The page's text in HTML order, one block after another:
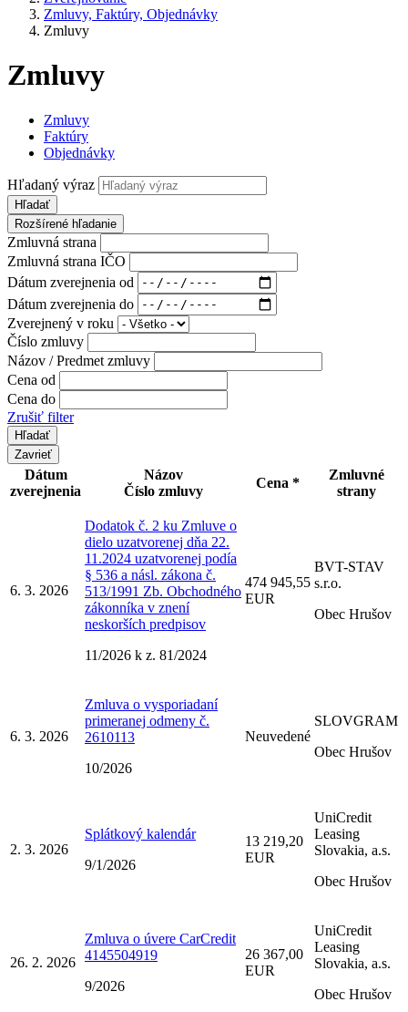
Zmluvy, Faktúry, Objednávky
Zmluvy
Zmluvy
Zmluvy
Faktúry
Objednávky
Hľadaný výraz
Hľadať
Rozšírené hľadanie
Zmluvná strana
Zmluvná strana IČO
Dátum zverejnenia od
Dátum zverejnenia do
Zverejnený v roku
Číslo zmluvy
Názov / Predmet zmluvy
Cena od
Cena do
Zrušiť filter
Zavrieť
Dátum
zverejnenia
Názov
Číslo zmluvy
Cena *
Zmluvné
strany
6. 3. 2026
Dodatok č. 2 ku Zmluve o
dielo uzatvorenej dňa 22.
11.2024 uzatvorenej podía
§ 536 a násl. zákona č.
513/1991 Zb. Obchodného
zákonníka v znení
neskorších predpisov
11/2026 k z. 81/2024
474 945,55
EUR
BVT-STAV
s.r.o.
Obec Hrušov
6. 3. 2026
Zmluva o vysporiadaní
primeranej odmeny č.
2610113
10/2026
Neuvedené
SLOVGRAM
Obec Hrušov
2. 3. 2026
Splátkový kalendár
9/1/2026
13 219,20
EUR
UniCredit
Leasing
Slovakia, a.s.
Obec Hrušov
26. 2. 2026
Zmluva o úvere CarCredit
4145504919
9/2026
26 367,00
EUR
UniCredit
Leasing
Slovakia, a.s.
Obec Hrušov